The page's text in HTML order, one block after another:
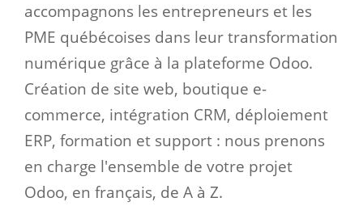
accompagnons les entrepreneurs et les
PME québécoises dans leur transformation
numérique grâce à la plateforme Odoo.
Création de site web, boutique e-
commerce, intégration CRM, déploiement
ERP, formation et support : nous prenons
en charge l'ensemble de votre projet
Odoo, en français, de A à Z.